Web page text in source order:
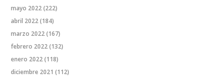
mayo 2022(222)
abril 2022(184)
marzo 2022(167)
febrero 2022(132)
enero 2022(118)
diciembre 2021 (112)